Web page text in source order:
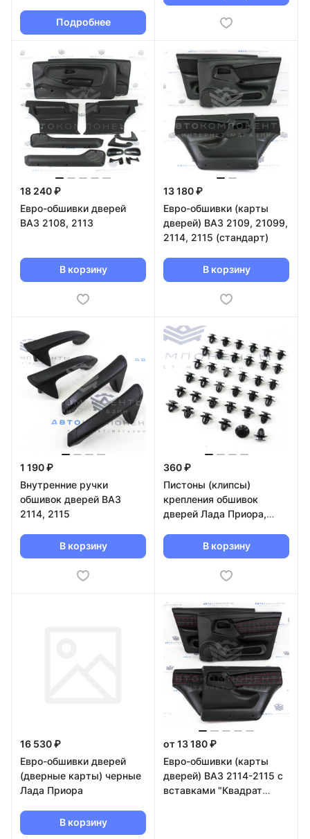
Подробнее
18 240 ₽
Евро-обшивки дверей
ВАЗ 2108, 2113
В корзину
13 180 ₽
Евро-обшивки (карты
дверей) ВАЗ 2109, 21099,
2114, 2115 (стандарт)
В корзину
1 190 ₽
Внутренние ручки
обшивок дверей ВАЗ
2114, 2115
В корзину
360 ₽
Пистоны (клипсы)
крепления обшивок
дверей Лада Приора,
В корзину
16 530 ₽
Евро-обшивки дверей
(дверные карты) черные
Лада Приора
В корзину
от 13 180 ₽
Евро-обшивки (карты
дверей) ВАЗ 2114-2115 с
вставками "Квадрат